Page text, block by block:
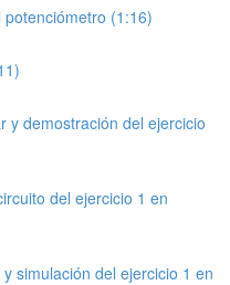
(1:16)
y demostración del ejercicio
del ejercicio 1 en
simulación del ejercicio 1 en